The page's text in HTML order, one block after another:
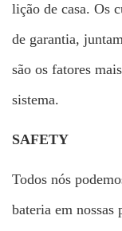
lição de casa. Os
de garantia,
são os fatores
sistema.
SAFETY
Todos nós
bateria em nossas